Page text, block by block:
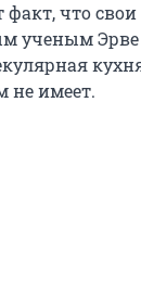
что
ученым Эрве
не имеет.